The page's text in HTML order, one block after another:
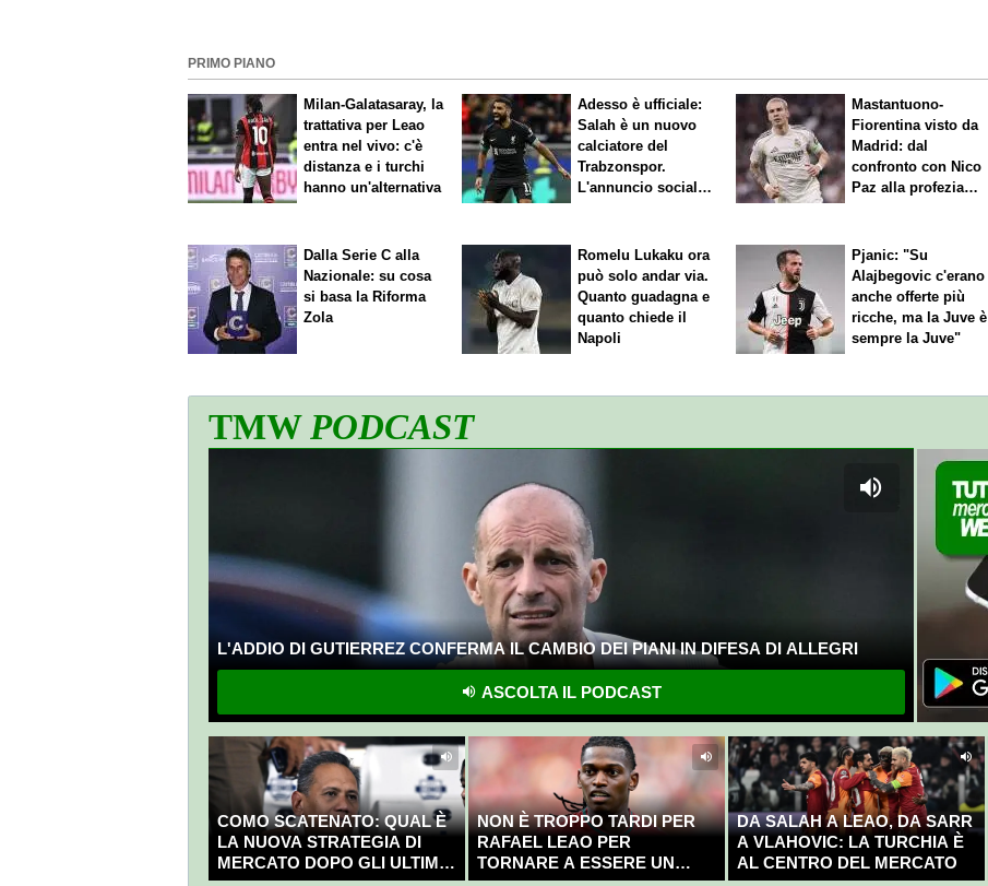
PRIMO PIANO
Milan-Galatasaray, la
trattativa per Leao
entra nel vivo: c'è
distanza e i turchi
hanno un'alternativa
Adesso è ufficiale:
Salah è un nuovo
calciatore del
Trabzonspor.
L'annuncio social
Mastantuono-
Fiorentina visto da
Madrid: dal
confronto con Nico
Paz alla profezia
Dalla Serie C alla
Nazionale: su cosa
si basa la Riforma
Zola
Romelu Lukaku ora
può solo andar via.
Quanto guadagna e
quanto chiede il
Napoli
Pjanic: "Su
Alajbegovic c'erano
anche offerte più
ricche, ma la Juve è
sempre la Juve"
TMWPODCAST
L'ADDIO DI GUTIERREZ CONFERMA IL CAMBIO DEI PIANI IN DIFESA DI ALLEGRI
ASCOLTA IL PODCAST
COMO SCATENATO: QUAL È
LA NUOVA STRATEGIA DI
MERCATO DOPO GLI ULTIMI
NON È TROPPO TARDI PER
RAFAEL LEAO PER
TORNARE A ESSERE UN
DA SALAH A LEAO, DA SARR
A VLAHOVIC: LA TURCHIA È
AL CENTRO DEL MERCATO